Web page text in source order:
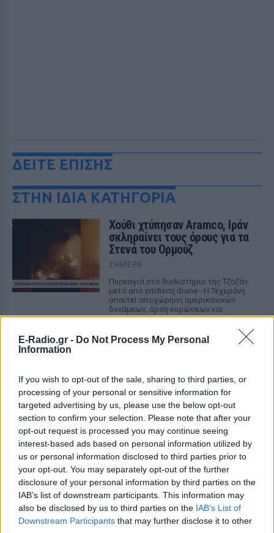
E-Radio.gr - Do Not Process My Personal
Information
If you wish to opt-out of the sale, sharing to third parties, or
processing of your personal or sensitive information for
targeted advertising by us, please use the below opt-out
section to confirm your selection. Please note that after your
opt-out request is processed you may continue seeing
interest-based ads based on personal information utilized by
us or personal information disclosed to third parties prior to
your opt-out. You may separately opt-out of the further
disclosure of your personal information by third parties on the
IAB’s list of downstream participants. This information may
also be disclosed by us to third parties on the IAB’s List of
Downstream Participants that may further disclose it to other
ΔΕΙΤΕ ΕΠΙΣΗΣ
ΣΤΗΝ ΙΔΙΑ ΚΑΤΗΓΟΡΙΑ
Χούθι χτύπησαν Aramco, Ιράν
σκληραίνει τους όρους για τα
Στενά του Ορμούζ
ΣΉΜΕΡΑ
Πυρκαγιά στο διυλιστήριο της Τζαζάν
μετά από επίθεση drone - Η Τεχεράνη
απαιτεί αποχώρηση αμερικανικών
δυνάμεων, άρση κυρώσεων και
αποζημιώσεις πριν ανοίξει η κρίσιμη
μπάνιο οι επιβάτες του
ΣΉΜΕΡΑ
Ο επιχειρηματίας από τη Μήλο που
κατέγραψε το περιστατικό μίλησε στον
ΣΚΑΪ και περιέγραψε τι είδε στην
παραλία
Νέα λεωφόρος στον Βοτανικό:
Πόσες λωρίδες θα έχει και
πότε παραδίδεται
ΣΉΜΕΡΑ
Η Λεωφόρος Προφήτη Δανιήλ, που
κατασκευάζεται στο πλαίσιο της Διπλής